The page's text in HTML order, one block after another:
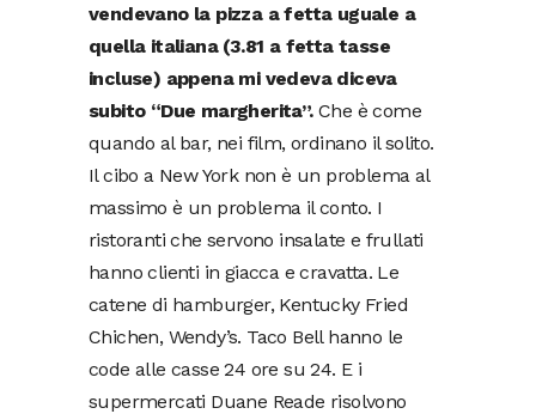
vendevano la pizza a fetta uguale a
quella italiana (3.81 a fetta tasse
incluse) appena mi vedeva diceva
subito “Due margherita”.Che è come
quando al bar, nei film, ordinano il solito.
Il cibo a New York non è un problema al
massimo è un problema il conto. I
ristoranti che servono insalate e frullati
hanno clienti in giacca e cravatta. Le
catene di hamburger, Kentucky Fried
Chichen, Wendy’s. Taco Bell hanno le
code alle casse 24 ore su 24. E i
supermercati Duane Reade risolvono